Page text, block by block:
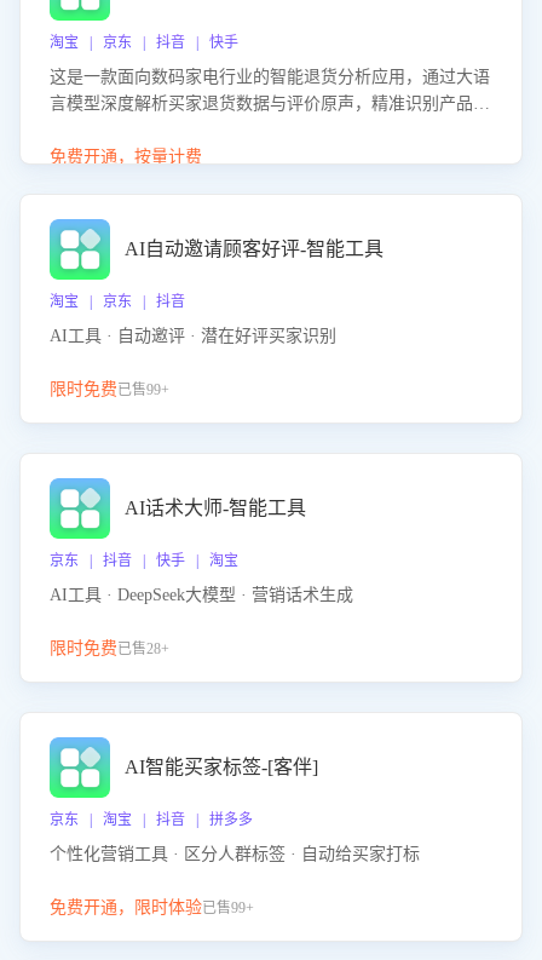
淘宝 | 京东 | 抖音 | 快手
这是一款面向数码家电行业的智能退货分析应用，通过大语
言模型深度解析买家退货数据与评价原声，精准识别产品质
改进建议，通过挖掘用户痛点驱动产品迭代，从根本上降低
免费开通，按量计费
AI自动邀请顾客好评-智能工具
淘宝 | 京东 | 抖音
AI工具 · 自动邀评 · 潜在好评买家识别
限时免费已售99+
AI话术大师-智能工具
京东 | 抖音 | 快手 | 淘宝
AI工具 · DeepSeek大模型 · 营销话术生成
限时免费已售28+
AI智能买家标签-[客伴]
京东 | 淘宝 | 抖音 | 拼多多
个性化营销工具 · 区分人群标签 · 自动给买家打标
免费开通，限时体验已售99+